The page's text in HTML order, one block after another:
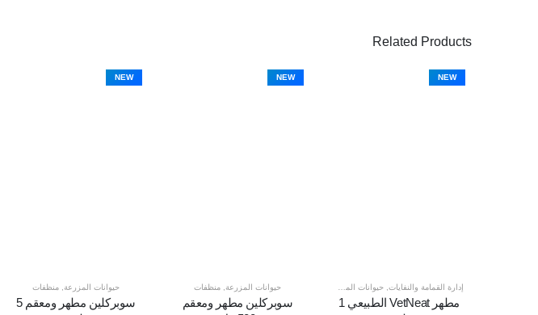
Related Products
NEW
إدارة القمامة والنفايات حيوانات المزرعة
مطهر VetNeat الطبيعي 1
NEW
حيوانات المزرعة منظفات
سوبركلين مطهر ومعقم
NEW
حيوانات المزرعة منظفات
سوبركلين مطهر ومعقم 5